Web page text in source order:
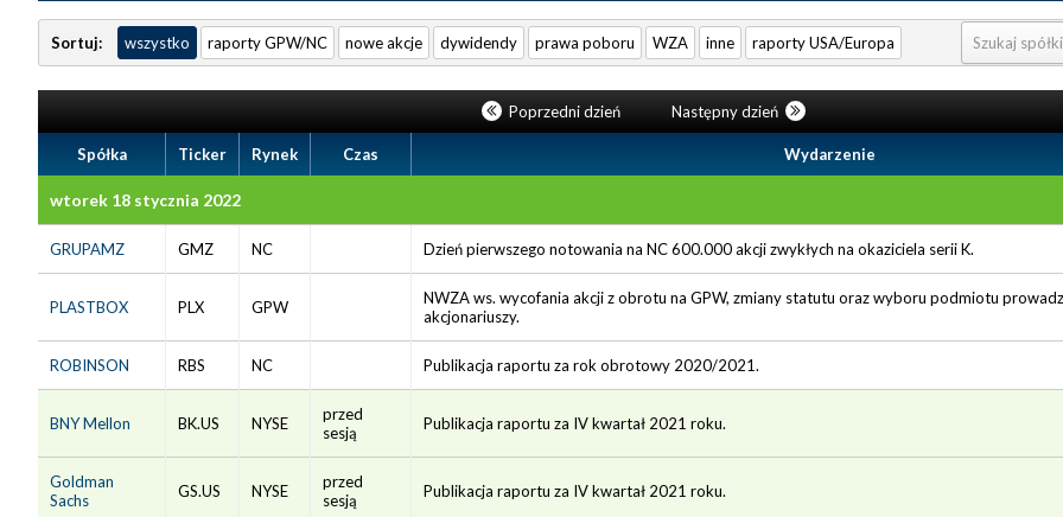
Sortuj: wszystko raporty GPW/NC nowe akcje dywidendy prawa poboru WZA inne raporty USA/Europa
Poprzedni dzień Następny dzień
Spółka Ticker Rynek Czas Wydarzenie
wtorek 18 stycznia 2022
GRUPAMZ GMZ NC Dzień pierwszego notowania na NC 600.000 akcji zwykłych na okaziciela serii K.
PLASTBOX PLX GPW
NWZA ws. wycofania akcji z obrotu na GPW, zmiany statutu oraz wyboru podmiotu
akcjonariuszy.
ROBINSON RBS NC Publikacja raportu za rok obrotowy 2020/2021.
BNY Mellon BK.US NYSE
przed
sesją
Publikacja raportu za IV kwartał 2021 roku.
Goldman
Sachs
GS.US NYSE
przed
sesją
Publikacja raportu za IV kwartał 2021 roku.